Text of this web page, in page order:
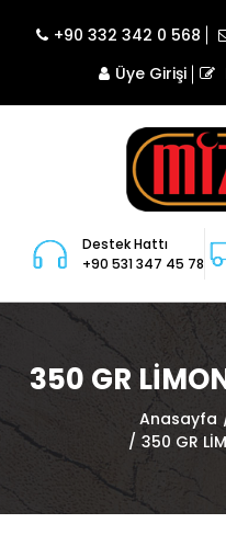
+90 332 342 0 568
Üye Girişi
Destek Hattı
+90 531 347 45 78
350 GR
Anasayfa
350 GR